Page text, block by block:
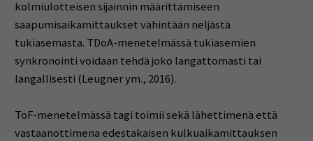
kolmiulotteisen sijainnin määrittämiseen
saapumisaikamittaukset vähintään neljästä
tukiasemasta. TDoA-menetelmässä tukiasemien
synkronointi voidaan tehdä joko langattomasti tai
langallisesti (Leugner ym., 2016).
ToF-menetelmässä tagi toimii sekä lähettimenä että
vastaanottimena edestakaisen kulkuaikamittauksen